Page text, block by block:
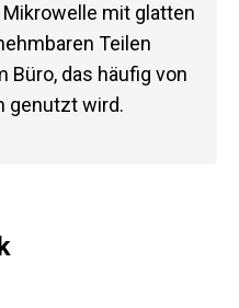
mit glatten
Teilen
Büro, das häufig von
genutzt wird.